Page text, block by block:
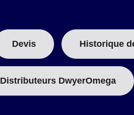
Devis Historique
Distributeurs DwyerOmega